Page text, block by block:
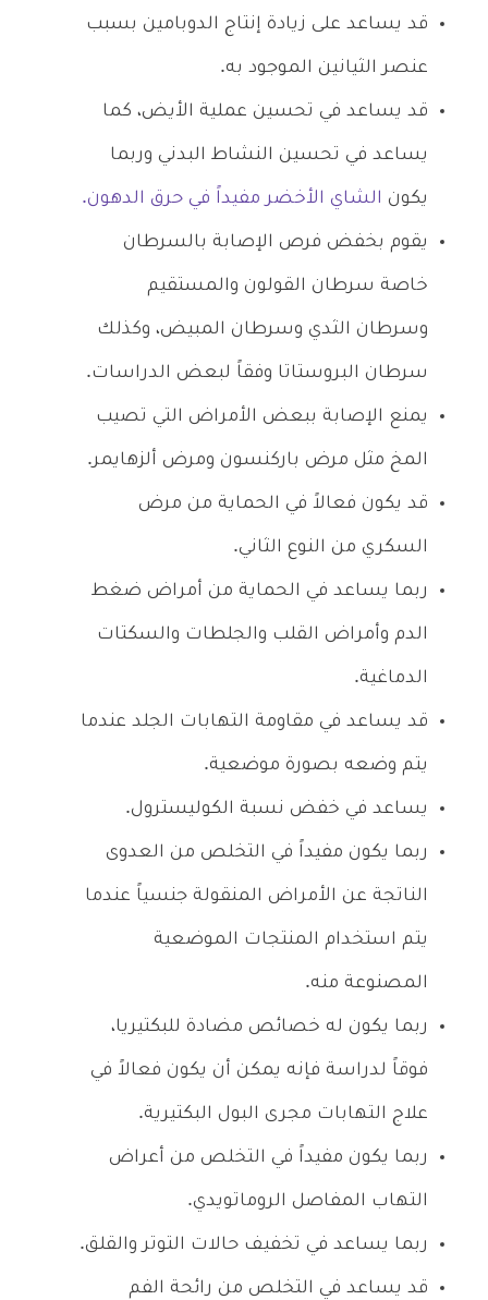
قد يساعد على زيادة إنتاج الدوبامين بسبب
عنصر الثيانين الموجود به.
قد يساعد في تحسين عملية الأيض، كما
يساعد في تحسين النشاط البدني وربما
يكون الشاي الأخضر مفيداً في حرق الدهون.
يقوم بخفض فرص الإصابة بالسرطان
خاصة سرطان القولون والمستقيم
وسرطان الثدي وسرطان المبيض، وكذلك
سرطان البروستاتا وفقاً لبعض الدراسات.
يمنع الإصابة ببعض الأمراض التي تصيب
المخ مثل مرض باركنسون ومرض ألزهايمر.
قد يكون فعالاً في الحماية من مرض
السكري من النوع الثاني.
ربما يساعد في الحماية من أمراض ضغط
الدم وأمراض القلب والجلطات والسكتات
الدماغية.
قد يساعد في مقاومة التهابات الجلد عندما
يتم وضعه بصورة موضعية.
يساعد في خفض نسبة الكوليسترول.
ربما يكون مفيداً في التخلص من العدوى
الناتجة عن الأمراض المنقولة جنسياً عندما
يتم استخدام المنتجات الموضعية
المصنوعة منه.
ربما يكون له خصائص مضادة للبكتيريا،
فوقاً لدراسة فإنه يمكن أن يكون فعالاً في
علاج التهابات مجرى البول البكتيرية.
ربما يكون مفيداً في التخلص من أعراض
التهاب المفاصل الروماتويدي.
ربما يساعد في تخفيف حالات التوتر والقلق.
قد يساعد في التخلص من رائحة الفم